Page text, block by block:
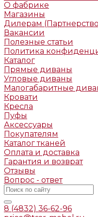
О фабрике
Магазины
Дилерам
Вакансии
Полезные статьи
Политика
Каталог
Прямые диваны
Угловые диваны
Малогабаритные
Кровати
Кресла
Пуфы
Аксессуары
Покупателям
Каталог тканей
Оплата и доставка
Гарантия и возврат
Отзывы
Вопрос - ответ
8 (4832) 36-62-96